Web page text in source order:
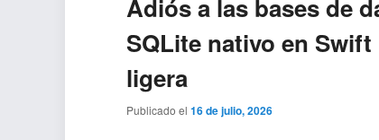
Adiós a las bases de
SQLite nativo en
ligera
Publicado el16 de julio, 2026